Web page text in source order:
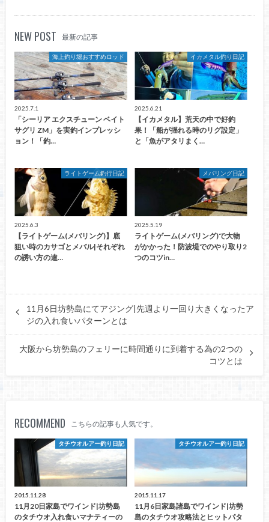
NEW POST 最新の記事
海上釣り堀おすすめロッド
2025.7.1
「シーリア エクスチューン ベイト
サグリ ZM」を実釣インプレッシ
ョン！「釣…
イカメタル釣り日記
2025.6.21
【イカメタル】荒天の中で好釣
果！「船が揺れる時のリグ設定」
と「魚がアタリまく…
ライトゲーム釣行日記
2025.6.3
【ライトゲーム(メバリング)】底
狙い時のカサゴとメバル|それぞれ
の誘い方の違…
メバリング日記
2025.5.19
ライトゲーム(メバリング)で大物
がかかった！防波堤でのやり取り2
つのコツin…
11月6日坊勢島にてアジング|先週より一回り大きくなったア
ジの入れ食いパターンとは
大阪から坊勢島のフェリーに時間通りに到着する為の2つの
コツとは
RECOMMEND こちらの記事も人気です。
タチウオルアー釣り日記
2015.11.28
11月20日家島でワインド|坊勢島
のタチウオ入れ食いマナティーの
タチウオルアー釣り日記
2015.11.17
11月6日家島諸島でワインド|坊勢
島のタチウオ攻略法とヒットパタ